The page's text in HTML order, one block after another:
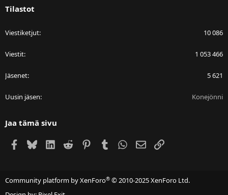
Tilastot
Viestiketjut 10 086
Viestit 1 053 466
Jäsenet 5 621
Uusin jäsen Konejönni
Jaa tämä sivu
Facebook
BlueskyLinkedIn
Reddit PinterestTumblr WhatsApp
Sähköposti
Linkki
Community platform by XenForo® © 2010-2025 XenForo Ltd.